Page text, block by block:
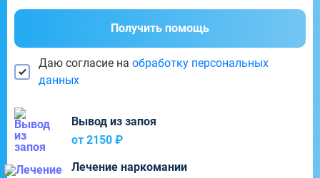
Получить помощь
Даю согласие на обработку персональных
данных
Вывод из запоя
от 2150 ₽
Лечение наркомании